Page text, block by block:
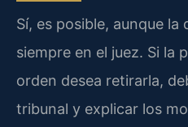
Sí, es posible, aunque la
siempre en el juez. Si la
orden desea retirarla,
tribunal y explicar los